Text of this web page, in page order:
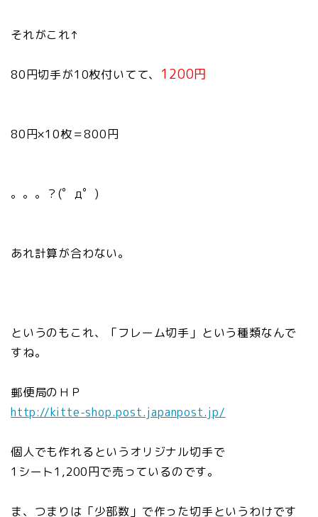
それがこれ↑
80円切手が10枚付いてて、 1200円
80円×10枚＝800円
。。。？(゜д゜)
あれ計算が合わない。
というのもこれ、「フレーム切手」という種類なんで
すね。
郵便局のＨＰ
http://kitte-shop.post.japanpost.jp/
個人でも作れるというオリジナル切手で
1シート1,200円で売っているのです。
ま、つまりは「少部数」で作った切手というわけです